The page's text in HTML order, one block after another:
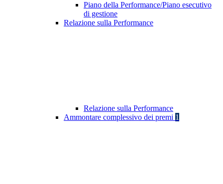
Piano della Performance/Piano esecutivo
di gestione
Relazione sulla Performance
Relazione sulla Performance
Ammontare complessivo dei premi 1